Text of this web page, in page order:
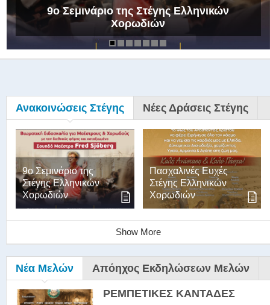
9ο Σεμινάριο της Στέγης Ελληνικών
Χορωδιών
Ανακοινώσεις Στέγης Νέες Δράσεις Στέγης
9ο Σεμινάριο της
Στέγης Ελληνικών
Χορωδιών
Πασχαλινές Ευχές
Στέγης Ελληνικών
Χορωδιών
Show More
Νέα Μελών Απόηχος Εκδηλώσεων Μελών
ΡΕΜΠΕΤΙΚΕΣ ΚΑΝΤΑΔΕΣ